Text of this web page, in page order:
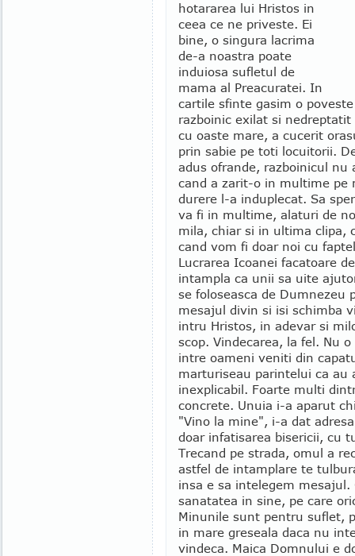
hotararea lui Hristos in
ceea ce ne priveste. Ei
bine, o singura lacrima
de-a noastra poate
induiosa sufletul de
mama al Preacuratei. In
cartile sfinte gasim o
razboinic exilat si
cu oaste mare, a cucerit
prin sabie pe toti locuitorii.
adus ofrande, razboinicul
cand a zarit-o in multime pe
durere l-a induplecat. Sa
va fi in multime, alaturi de
mila, chiar si in ultima clipa,
cand vom fi doar noi cu
Lucrarea Icoanei facatoare
intampla ca unii sa uite
se foloseasca de
mesajul divin si isi schimba
intru Hristos, in adevar si
scop. Vindecarea, la fel. Nu
intre oameni veniti din
marturiseau parintelui ca
inexplicabil. Foarte multi
concrete. Unuia i-a aparut
"Vino la mine", i-a dat
doar infatisarea bisericii, cu
Trecand pe strada, omul a
astfel de intamplare te
insa e sa intelegem
sanatatea in sine, pe care
Minunile sunt pentru suflet,
in mare greseala daca nu
vindeca. Maica Domnului e